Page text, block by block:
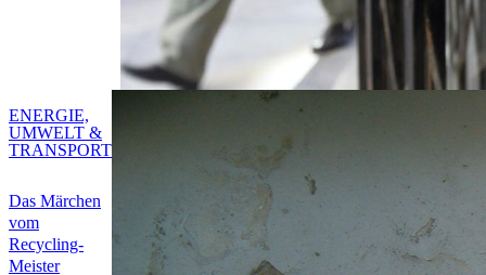
Das Märchen
vom
Recycling-
Meister
ENERGIE,
UMWELT &
TRANSPORT